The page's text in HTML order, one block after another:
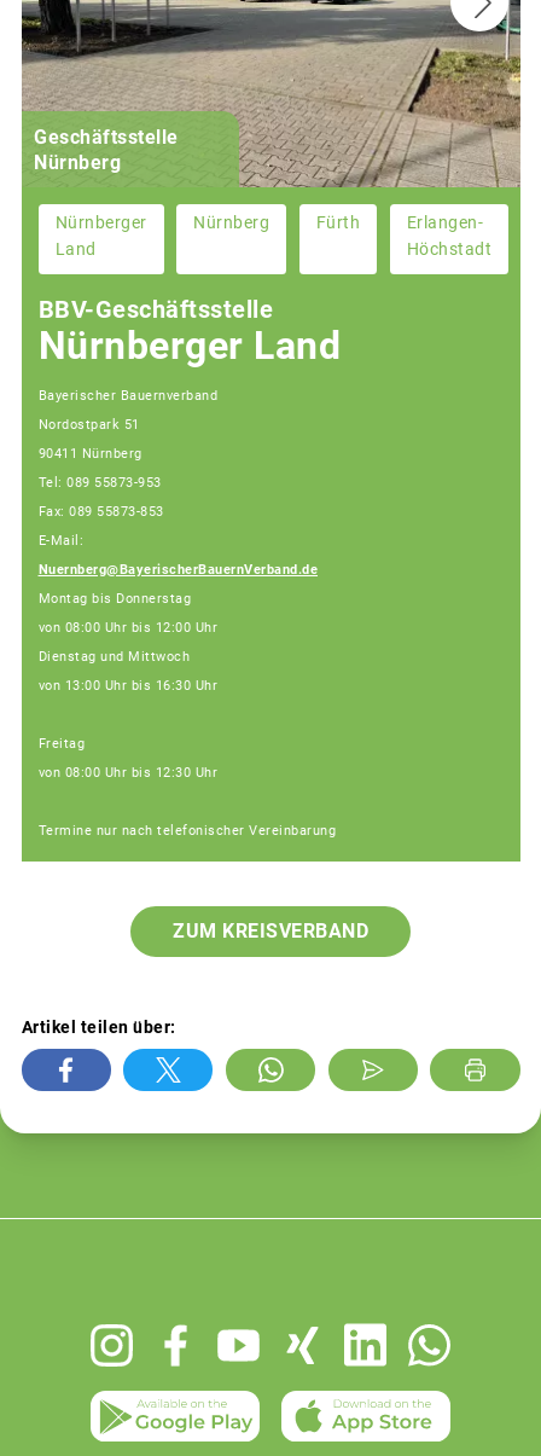
Geschäftsstelle
Nürnberg
Nürnberger
Land
Nürnberg Fürth
Erlangen-
Höchstadt
BBV-Geschäftsstelle
Nürnberger Land
Bayerischer Bauernverband
Nordostpark 51
90411 Nürnberg
Tel: 089 55873-953
Fax: 089 55873-853
E-Mail:
Nuernberg@BayerischerBauernVerband.de
Montag bis Donnerstag
von 08:00 Uhr bis 12:00 Uhr
Dienstag und Mittwoch
von 13:00 Uhr bis 16:30 Uhr
Freitag
von 08:00 Uhr bis 12:30 Uhr
Termine nur nach telefonischer Vereinbarung
ZUM KREISVERBAND
Artikel teilen über: